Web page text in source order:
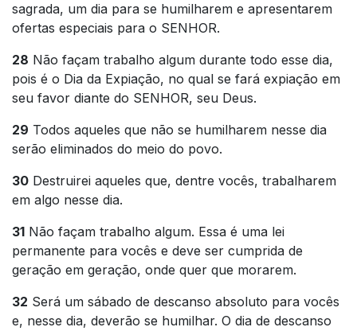
sagrada, um dia para se humilharem e apresentarem
ofertas especiais para o SENHOR.
28 Não façam trabalho algum durante todo esse dia,
pois é o Dia da Expiação, no qual se fará expiação em
seu favor diante do SENHOR, seu Deus.
29 Todos aqueles que não se humilharem nesse dia
serão eliminados do meio do povo.
30 Destruirei aqueles que, dentre vocês, trabalharem
em algo nesse dia.
31 Não façam trabalho algum. Essa é uma lei
permanente para vocês e deve ser cumprida de
geração em geração, onde quer que morarem.
32 Será um sábado de descanso absoluto para vocês
e, nesse dia, deverão se humilhar. O dia de descanso